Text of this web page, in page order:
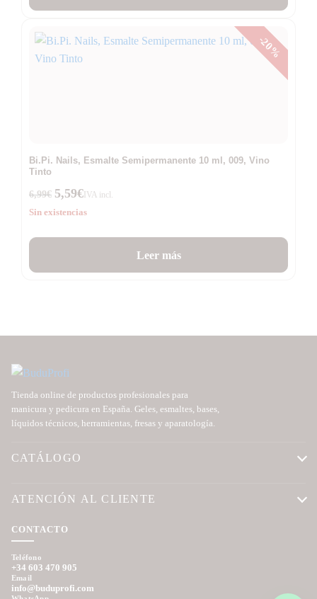
-20%
Bi.Pi. Nails, Esmalte Semipermanente 10 ml, 009, Vino
Tinto
6,99€ 5,59€ IVA incl.
Sin existencias
Leer más
Tienda online de productos profesionales para
manicura y pedicura en España. Geles, esmaltes, bases,
líquidos técnicos, herramientas, fresas y aparatología.
CATÁLOGO
ATENCIÓN AL CLIENTE
CONTACTO
Teléfono
+34 603 470 905
Email
info@buduprofi.com